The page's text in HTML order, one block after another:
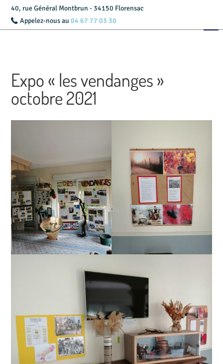
40, rue Général Montbrun - 34150 Florensac
Appelez-nous au 04 67 77 03 30
Accueil
Livret d’accueil
Services
Actualités
Contact
Expo « les vendanges »
octobre 2021